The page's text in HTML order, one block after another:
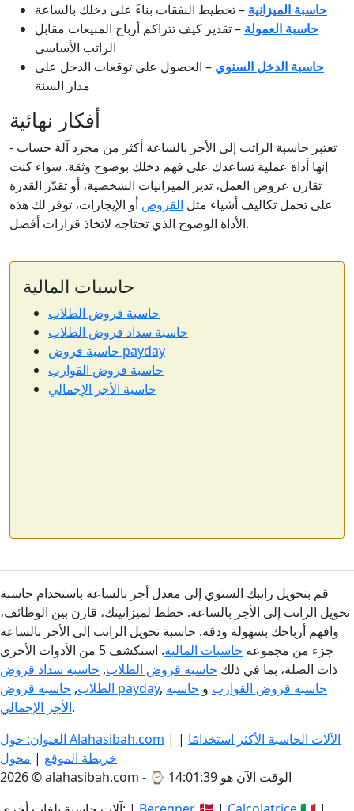
حاسبة الميزانية – تخطيط النفقات بناءً على دخلك بالساعة
حاسبة العمولة – تقدير كيف تتراكم أرباح المبيعات مقابل
الراتب الأساسي
حاسبة الدخل السنوي – الحصول على توقعات الدخل على
مدار السنة
أفكار نهائية
تعتبر حاسبة الراتب إلى الأجر بالساعة أكثر من مجرد آلة حساب -
إنها أداة عملية تساعدك على فهم دخلك بوضوح وثقة. سواء كنت
تقارن عروض العمل، تدير الميزانيات الشخصية، أو تقدّر القدرة
على تحمل تكاليف أشياء مثل القروض أو الإيجارات، توفر لك هذه
الأداة الوضوح الذي تحتاجه لاتخاذ قرارات أفضل.
حاسبات المالية
حاسبة قروض الطلاب
حاسبة سداد قروض الطلاب
حاسبة قروض payday
حاسبة قروض القوارب
حاسبة الأجر الإجمالي
قم بتحويل راتبك السنوي إلى معدل أجر بالساعة باستخدام حاسبة
تحويل الراتب إلى الأجر بالساعة. خطط لميزانيتك، قارن بين الوظائف،
وافهم أرباحك بسهولة ودقة. حاسبة تحويل الراتب إلى الأجر بالساعة
جزء من مجموعة حاسبات المالية
. استكشف 5 من الأدوات الأخرى
ذات الصلة، بما في ذلك حاسبة قروض الطلاب, حاسبة سداد قروض
الطلاب, حاسبة قروض payday, حاسبة قروض القوارب و حاسبة
الأجر الإجمالي.
العنوان: حول Alahasibah.com | الآلات الحاسبة الأكثر استخدامًا |
خريطة الموقع | محول
2026 © alahasibah.com - ⌚
الوقت الآن هو 14:01:39